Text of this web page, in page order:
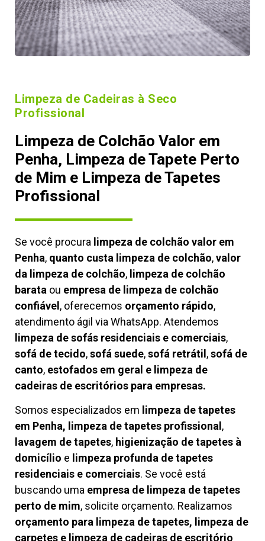
Limpeza de Cadeiras à Seco
Profissional
Limpeza de Colchão Valor em
Penha, Limpeza de Tapete Perto
de Mim e Limpeza de Tapetes
Profissional
Se você procura limpeza de colchão valor em
Penha, quanto custa limpeza de colchão,valor
da limpeza de colchão, limpeza de colchão
barata ou empresa de limpeza de colchão
confiável, oferecemos orçamento rápido,
atendimento ágil via WhatsApp. Atendemos
limpeza desofás residenciais e comerciais,
sofá de tecido,sofá suede,sofá retrátil,sofá de
canto, estofados em geral e limpeza de
cadeiras de escritórios para empresas.
Somos especializados em limpeza de tapetes
em Penha, limpeza de tapetes profissional ,
lavagem de tapetes, higienização de tapetes à
domicílio e limpeza profunda de tapetes
residenciais e comerciais. Se você está
buscando uma empresa de limpeza de tapetes
perto de mim, solicite orçamento. Realizamos
orçamento para limpeza de tapetes, limpeza de
carpetes e limpeza de cadeiras de escritório